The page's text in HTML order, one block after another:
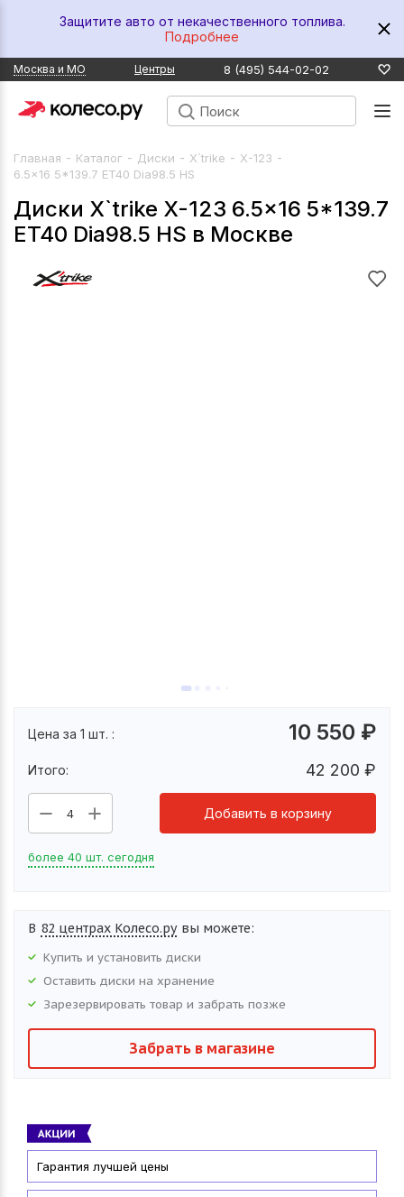
Защитите авто от некачественного топлива.
Подробнее
Москва и МО Центры 8 (495) 544-02-02
Главная - Каталог - Диски - X`trike - X-123 -
6.5x16 5*139.7 ET40 Dia98.5 HS
Диски X`trike X-123 6.5x16 5*139.7
ET40 Dia98.5 HS в Москве
Цена за 1 шт. : 10 550 ₽
Итого: 42 200 ₽
4 Добавить в корзину
более 40 шт. сегодня
В 82 центрах Колесо.ру вы можете:
Купить и установить диски
Оставить диски на хранение
Зарезервировать товар и забрать позже
Забрать в магазине
Гарантия лучшей цены